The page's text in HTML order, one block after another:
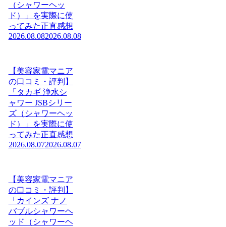
（シャワーヘッ
ド）」を実際に使
ってみた正直感想
2026.08.082026.08.08
【美容家電マニア
の口コミ・評判】
「タカギ 浄水シ
ャワー JSBシリー
ズ（シャワーヘッ
ド）」を実際に使
ってみた正直感想
2026.08.072026.08.07
【美容家電マニア
の口コミ・評判】
「カインズ ナノ
バブルシャワーヘ
ッド（シャワーヘ